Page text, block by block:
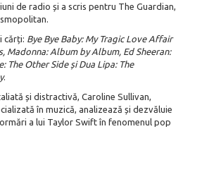
de radio și a scris pentru The Guardian,
cărți: Bye Bye Baby: My Tragic Love Affair
Madonna: Album by Album, Ed Sheeran:
The Other Side și Dua Lipa: The
.
și distractivă, Caroline Sullivan,
în muzică, analizează și dezvăluie
a lui Taylor Swift în fenomenul pop